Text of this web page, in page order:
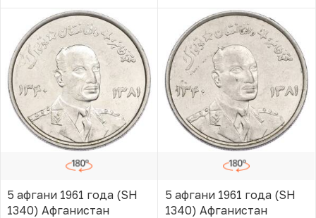
5 афгани 1961 года (SH
1340) Афганистан
5 афгани 1961 года (SH
1340) Афганистан